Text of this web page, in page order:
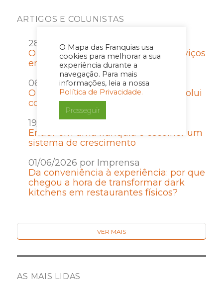
O Mapa das Franquias usa
cookies para melhorar a sua
experiência durante a
navegação. Para mais
informações, leia a nossa
Política de Privacidade.
Prosseguir
ARTIGOS E COLUNISTAS
28/07/2026 por Imprensa
O que empreender no setor de serviços
ensina sobre gestão e disciplina
06/07/2026 por Imprensa
O Contrato de Franquia que não evolui
com a rede vira passivo
19/06/2026 por Imprensa
Entrar em uma franquia é escolher um
sistema de crescimento
01/06/2026 por Imprensa
Da conveniência à experiência: por que
chegou a hora de transformar dark
kitchens em restaurantes físicos?
VER MAIS
AS MAIS LIDAS